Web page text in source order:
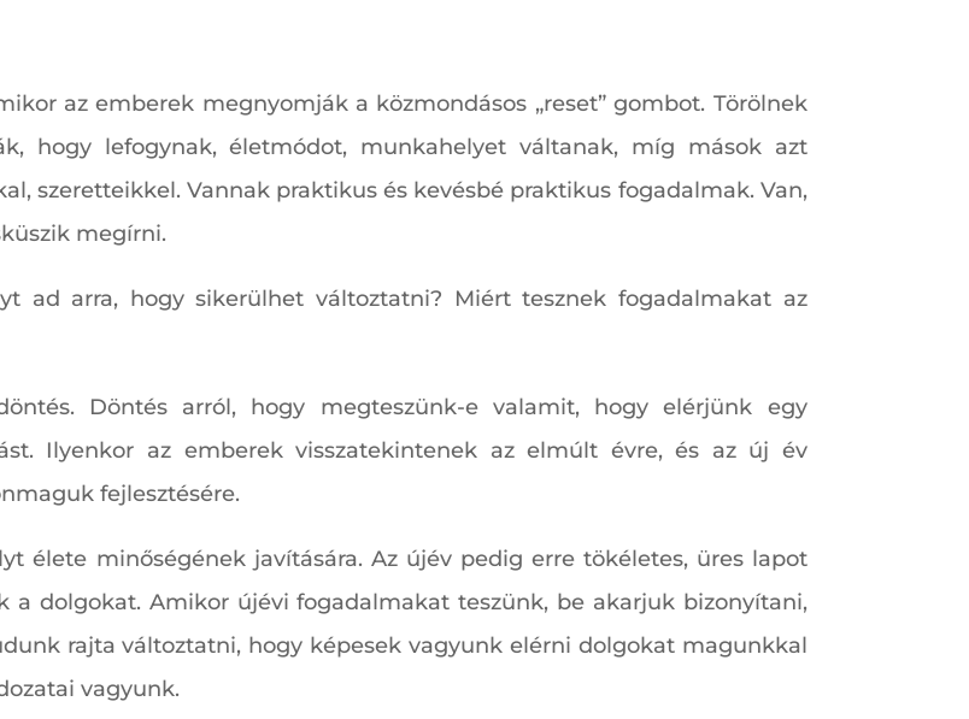
az emberek megnyomják a közmondásos „reset” gombot. Törölnek
hogy lefogynak, életmódot, munkahelyet váltanak, míg mások azt
szeretteikkel. Vannak praktikus és kevésbé praktikus fogadalmak. Van,
megírni.
ad arra, hogy sikerülhet változtatni? Miért tesznek fogadalmakat az
Döntés arról, hogy megteszünk-e valamit, hogy elérjünk egy
Ilyenkor az emberek visszatekintenek az elmúlt évre, és az új év
fejlesztésére.
élete minőségének javítására. Az újév pedig erre tökéletes, üres lapot
a dolgokat. Amikor újévi fogadalmakat teszünk, be akarjuk bizonyítani,
rajta változtatni, hogy képesek vagyunk elérni dolgokat magunkkal
vagyunk.